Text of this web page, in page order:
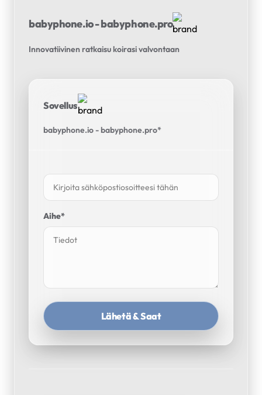
babyphone.io - babyphone.pro
Innovatiivinen ratkaisu koirasi valvontaan
Sovellus
babyphone.io - babyphone.pro*
Aihe*
Lähetä & Saat